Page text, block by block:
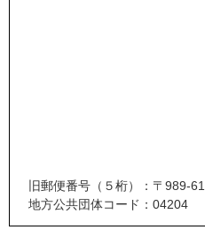
旧郵便番号（５桁）：〒989-61
地方公共団体コード：04204